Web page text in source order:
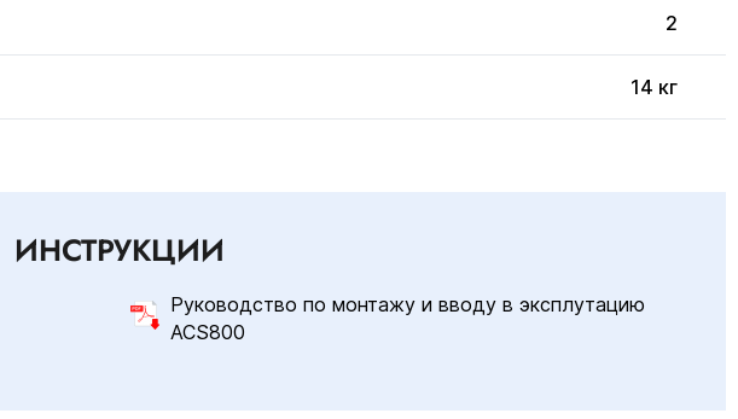
2
14 кг
ИНСТРУКЦИИ
Руководство по монтажу и вводу в эксплутацию
ACS800